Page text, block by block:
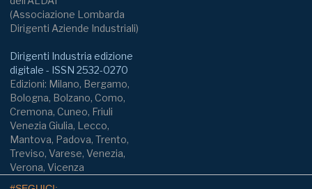
(Associazione Lombarda
Dirigenti Aziende Industriali)
Dirigenti Industria edizione
digitale - ISSN 2532-0270
Edizioni: Milano, Bergamo,
Bologna, Bolzano, Como,
Cremona, Cuneo, Friuli
Venezia Giulia, Lecco,
Mantova, Padova, Trento,
Treviso, Varese, Venezia,
Verona, Vicenza